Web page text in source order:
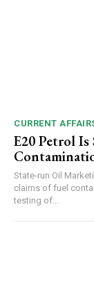
CURRENT
E20 Petrol Is
State-run Oil
claims of fuel
testing of...